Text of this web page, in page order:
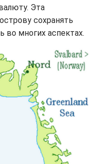
Эта
сохранять
во многих аспектах.